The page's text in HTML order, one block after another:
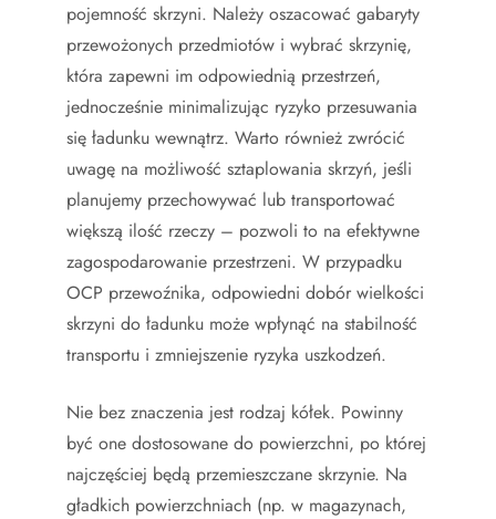
pojemność skrzyni. Należy oszacować gabaryty
przewożonych przedmiotów i wybrać skrzynię,
która zapewni im odpowiednią przestrzeń,
jednocześnie minimalizując ryzyko przesuwania
się ładunku wewnątrz. Warto również zwrócić
uwagę na możliwość sztaplowania skrzyń, jeśli
planujemy przechowywać lub transportować
większą ilość rzeczy – pozwoli to na efektywne
zagospodarowanie przestrzeni. W przypadku
OCP przewoźnika, odpowiedni dobór wielkości
skrzyni do ładunku może wpłynąć na stabilność
transportu i zmniejszenie ryzyka uszkodzeń.
Nie bez znaczenia jest rodzaj kółek. Powinny
być one dostosowane do powierzchni, po której
najczęściej będą przemieszczane skrzynie. Na
gładkich powierzchniach (np. w magazynach,